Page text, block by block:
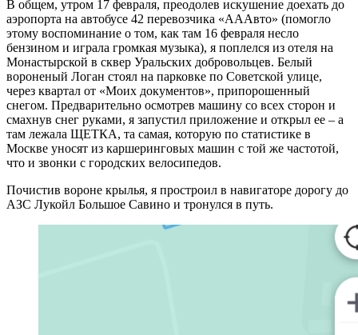
В общем, утром 17 февраля, преодолев искушение доехать до
аэропорта на автобусе 42 перевозчика «АААвто» (помогло
этому воспоминание о том, как там 16 февраля несло
бензином и играла громкая музыка), я поплелся из отеля на
Монастырской в сквер Уральских добровольцев. Белый
вороненый Логан стоял на парковке по Советской улице,
через квартал от «Моих документов», припорошенный
снегом. Предварительно осмотрев машину со всех сторон и
смахнув снег руками, я запустил приложение и открыл ее – а
там лежала ЩЕТКА, та самая, которую по статистике в
Москве уносят из каршеринговых машин с той же частотой,
что и звонки с городских велосипедов.
Почистив вороне крылья, я простроил в навигаторе дорогу до
АЗС Лукойл Большое Савино и тронулся в путь.